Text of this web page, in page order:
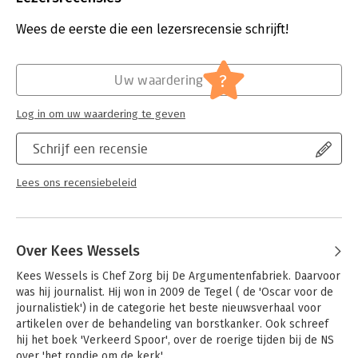
Uitgever:
De Argumentenfabriek
Hoofdrubriek:
Wees de eerste die een lezersrecensie schrijft!
Schrijf een recensie
Lees ons recensiebeleid
Uw waardering ?
Log in om uw waardering te geven
Over Kees Wessels
Kees Wessels is Chef Zorg bij De Argumentenfabriek. Daarvoor
was hij journalist. Hij won in 2009 de Tegel ( de 'Oscar voor de
journalistiek') in de categorie het beste nieuwsverhaal voor
artikelen over de behandeling van borstkanker. Ook schreef
hij het boek 'Verkeerd Spoor', over de roerige tijden bij de NS